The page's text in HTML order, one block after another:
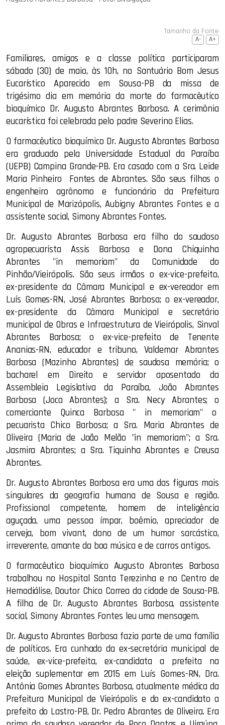
Tamanho da Fonte
A- A+
Familiares, amigos e a classe política participaram
sábado (30) de maio, às 10h, no Santuário Bom Jesus
Eucarístico Aparecido em Sousa-PB da missa de
trigésimo dia em memória da morte do farmacêutico
bioquímico Dr. Augusto Abrantes Barbosa. A cerimônia
eucarística foi celebrada pelo padre Severino Elias.
O farmacêutico bioquímico Dr. Augusto Abrantes Barbosa
era graduado pela Universidade Estadual da Paraíba
(UEPB) Campina Grande-PB. Era casado com a Sra. Leide
Maria Pinheiro
Fontes de Abrantes. São seus filhos o
engenheiro agrônomo e funcionário da Prefeitura
Municipal de Marizópolis, Aubigny Abrantes Fontes e a
assistente social, Simony Abrantes Fontes.
Dr. Augusto Abrantes Barbosa era filho do saudoso
agropecuarista Assis Barbosa e Dona Chiquinha
Abrantes "in memoriam" da Comunidade do
Pinhão/Vieirópolis. São seus irmãos o ex-vice-prefeito,
ex-presidente da Câmara Municipal e ex-vereador em
Luís Gomes-RN, José Abrantes Barbosa; o ex-vereador,
ex-presidente da Câmara Municipal e secretário
municipal de Obras e Infraestrutura de Vieirópolis, Sinval
Abrantes Barbosa; o ex-vice-prefeito de Tenente
Ananias-RN, educador e tribuno, Valdemar Abrantes
Barbosa (Mazinho Abrantes) de saudosa memória; o
bacharel em Direito e servidor aposentado da
Assembleia Legislativa da Paraíba, João Abrantes
Barbosa (Joca Abrantes); a Sra. Necy Abrantes; o
comerciante Quinca Barbosa " in memoriam" o
pecuarista Chico Barbosa; a Sra. Maria Abrantes de
Oliveira (Maria de João Melão "in memoriam"; a Sra.
Jasmira Abrantes; a Sra. Tiquinha Abrantes e Creusa
Abrantes.
Dr. Augusto Abrantes Barbosa era uma das figuras mais
singulares da geografia humana de Sousa e região.
Profissional competente, homem de inteligência
aguçada, uma pessoa ímpar, boêmio, apreciador de
cerveja, bom vivant, dono de um humor sarcástico,
irreverente, amante da boa música e de carros antigos.
O farmacêutico bioquímico Augusto Abrantes Barbosa
trabalhou no Hospital Santa Terezinha e no Centro de
Hemodiálise, Doutor Chico Correa da cidade de Sousa-PB.
A filha de Dr. Augusto Abrantes Barbosa, assistente
social, Simony Abrantes Fontes leu uma mensagem.
Dr. Augusto Abrantes Barbosa fazia parte de uma família
de políticos. Era cunhado da ex-secretária municipal de
saúde, ex-vice-prefeita, ex-candidata a prefeita na
eleição suplementar em 2015 em Luís Gomes-RN, Dra.
Antônia Gomes Abrantes Barbosa, atualmente médica da
Prefeitura Municipal de Vieirópolis e do ex-candidato a
prefeito do Lastro-PB, Dr. Pedro Abrantes de Oliveira. Era